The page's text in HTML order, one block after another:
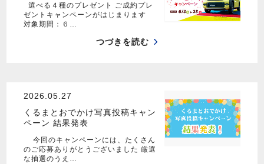
選べる４種のプレゼント ご成約プレ
ゼントキャンペーンがはじまります
対象期間：６…
つづきを読む
2026.05.27
くるまとおでかけ写真投稿キャン
ペーン 結果発表
今回のキャンペーンには、たくさん
のご応募ありがとうございました 厳選
な抽選のうえ…